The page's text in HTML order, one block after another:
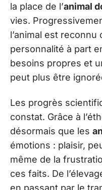
la place de l’animal
vies.
l’animal est reconnu
personnalité à part
besoins propres et
peut plus être
Les progrès
constat. Grâce à
désormais que les
émotions : plaisir,
même de la
ces faits. De